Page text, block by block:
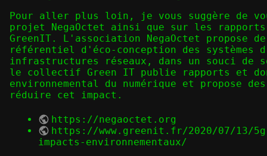
Pour aller plus loin, je vous suggère de
projet NegaOctet ainsi que sur les
GreenIT. L'association NegaOctet propose
référentiel d'éco-conception des systèmes
infrastructures réseaux, dans un souci de
le collectif Green IT publie rapports et
environnemental du numérique et propose
réduire cet impact.
https://negaoctet.org
https://www.greenit.fr/2020/07/13/
impacts-environnementaux/